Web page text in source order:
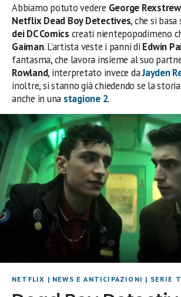
Abbiamo potuto vedere George Rexstrew
Netflix Dead Boy Detectives, che si basa
dei DC Comics creati nientepopodimeno
Gaiman. L’artista veste i panni di Edwin
fantasma, che lavora insieme al suo
Rowland, interpretato invece daJayden
inoltre, si stanno già chiedendo se la
anche in una stagione 2.
NETFLIX | NEWS E ANTICIPAZIONI | SERIE